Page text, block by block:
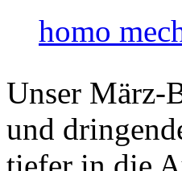
homo
Unser März-
und